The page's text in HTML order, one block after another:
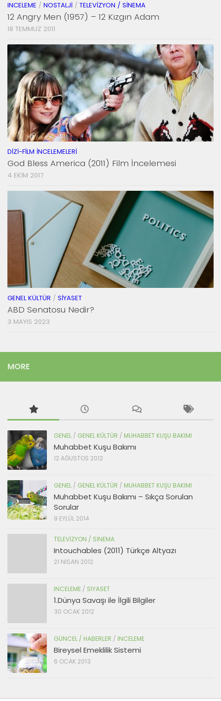
INCELEME / NOSTALJI / TELEVIZYON / SINEMA
12 Angry Men (1957) – 12 Kızgın Adam
18 TEMMUZ 2011
DIZI-FILM İNCELEMELERI
God Bless America (2011) Film İncelemesi
4 EKIM 2017
GENEL KÜLTÜR / SIYASET
ABD Senatosu Nedir?
3 MAYIS 2023
MORE
GENEL / GENEL KÜLTÜR / MUHABBET KUŞU BAKIMI
Muhabbet Kuşu Bakımı
12 AĞUSTOS 2012
GENEL / GENEL KÜLTÜR / MUHABBET KUŞU BAKIMI
Muhabbet Kuşu Bakımı – Sıkça Sorulan
Sorular
9 EYLÜL 2014
TELEVIZYON / SINEMA
Intouchables (2011) Türkçe Altyazı
21 NISAN 2012
INCELEME / SIYASET
1.Dünya Savaşı ile İlgili Bilgiler
30 OCAK 2012
GÜNCEL / HABERLER / INCELEME
Bireysel Emeklilik Sistemi
6 OCAK 2013